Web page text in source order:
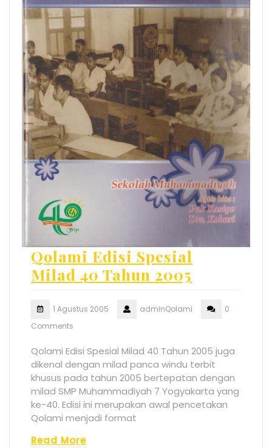
Qolami Edisi Spesial
Milad 40 Tahun 2005
1 Agustus 2005 adminQolami
0
Comments
Qolami Edisi Spesial Milad 40 Tahun 2005 juga
dikenal dengan milad panca windu terbit
khusus pada tahun 2005 bertepatan dengan
milad SMP Muhammadiyah 7 Yogyakarta yang
ke-40. Edisi ini merupakan awal pencetakan
Qolami menjadi format
Read More